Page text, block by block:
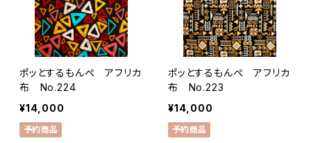
ポッとするもんぺ アフリカ
布 No.224
¥14,000
予約商品
ポッとするもんぺ アフリカ
布 No.223
¥14,000
予約商品